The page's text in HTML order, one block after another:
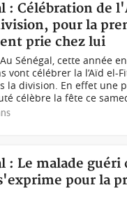
: Célébration de
pour la
prie chez lui
Sénégal, cette année
vont célébrer la l’Aïd el-
la division. En effet une
célèbre la fête ce
: Le malade guéri
pour la